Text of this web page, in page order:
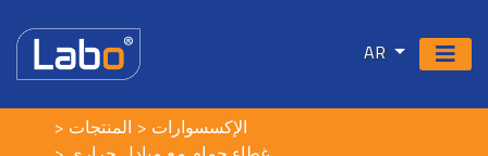
AR
المنتجات
الإكسسوارات